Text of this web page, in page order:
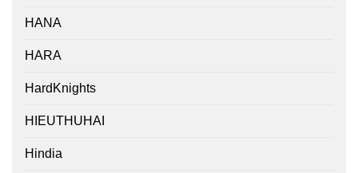
HANA
HARA
HardKnights
HIEUTHUHAI
Hindia